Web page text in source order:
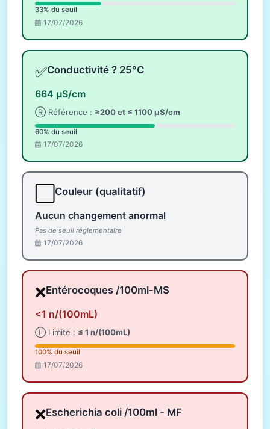
33% du seuil
17/07/2026
✅Conductivité ? 25°C
664 µS/cm
Ⓡ Référence : ≥200 et ≤ 1100 µS/cm
60% du seuil
17/07/2026
Couleur (qualitatif)
Aucun changement anormal
Pas de seuil réglementaire
17/07/2026
❌Entérocoques /100ml-MS
<1 n/(100mL)
Ⓛ Limite : ≤ 1 n/(100mL)
100% du seuil
17/07/2026
❌Escherichia coli /100ml - MF